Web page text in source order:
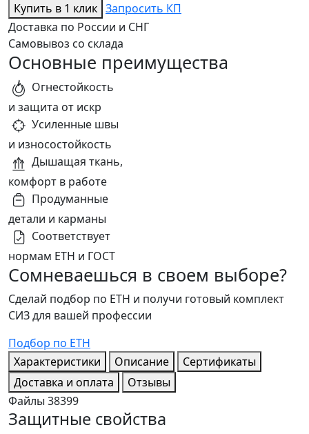
Купить в 1 клик Запросить КП
Доставка по России и СНГ
Самовывоз со склада
Основные преимущества
Огнестойкость
и защита от искр
Усиленные швы
и износостойкость
Дышащая ткань,
комфорт в работе
Продуманные
детали и карманы
Соответствует
нормам ЕТН и ГОСТ
Сомневаешься в своем выборе?
Сделай подбор по ЕТН и получи готовый комплект
СИЗ для вашей профессии
Подбор по ЕТН
Характеристики
Описание
Сертификаты
Доставка и оплата
Отзывы
Файлы 38399
Защитные свойства